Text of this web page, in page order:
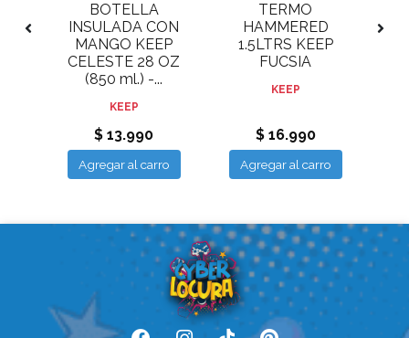
BOTELLA
INSULADA CON
MANGO KEEP
CELESTE 28 OZ
(850 ml.) -...
KEEP
$ 13.990
Agregar al carro
TERMO
HAMMERED
1.5LTRS KEEP
FUCSIA
KEEP
$ 16.990
Agregar al carro